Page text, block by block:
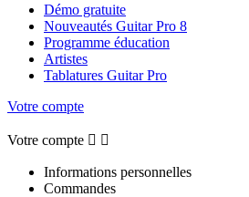
Démo gratuite
Nouveautés Guitar Pro 8
Programme éducation
Artistes
Tablatures Guitar Pro
Votre compte
Votre compte  
Informations personnelles
Commandes